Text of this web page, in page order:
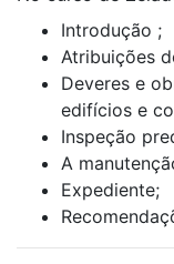
Introdução ;
Atribuições
Deveres e
edifícios e
Inspeção
A
Expediente;